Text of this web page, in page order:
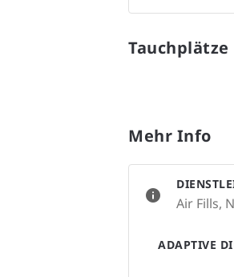
Tauchplätze
Mehr Info
Air Fills,
ADAPTIVE